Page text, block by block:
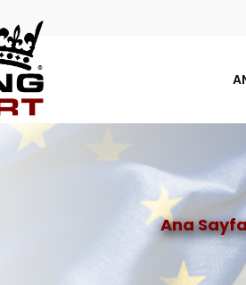
Ana